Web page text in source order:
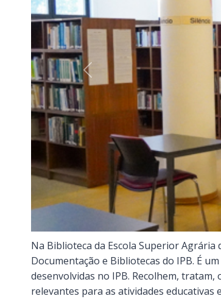
Previous
Na Biblioteca da Escola Superior
Documentação e Bibliotecas do IPB. É
desenvolvidas no IPB. Recolhem,
relevantes para as atividades educativas